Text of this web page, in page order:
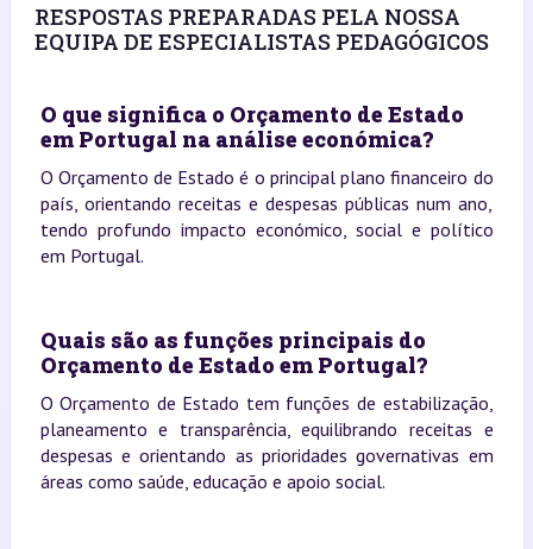
RESPOSTAS PREPARADAS PELA NOSSA
EQUIPA DE ESPECIALISTAS PEDAGÓGICOS
O que significa o Orçamento de Estado
em Portugal na análise económica?
O Orçamento de Estado é o principal plano financeiro do
país, orientando receitas e despesas públicas num ano,
tendo profundo impacto económico, social e político
em Portugal.
Quais são as funções principais do
Orçamento de Estado em Portugal?
O Orçamento de Estado tem funções de estabilização,
planeamento e transparência, equilibrando receitas e
despesas e orientando as prioridades governativas em
áreas como saúde, educação e apoio social.